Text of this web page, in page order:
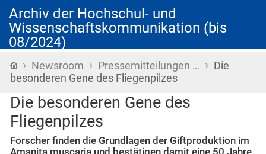
Archiv der Hochschul- und
Wissenschaftskommunikation (bis
08/2024)
Startseite
› Newsroom › Pressemitteilungen … › Die
besonderen Gene des Fliegenpilzes
Die besonderen Gene des
Fliegenpilzes
Forscher finden die Grundlagen der Giftproduktion im